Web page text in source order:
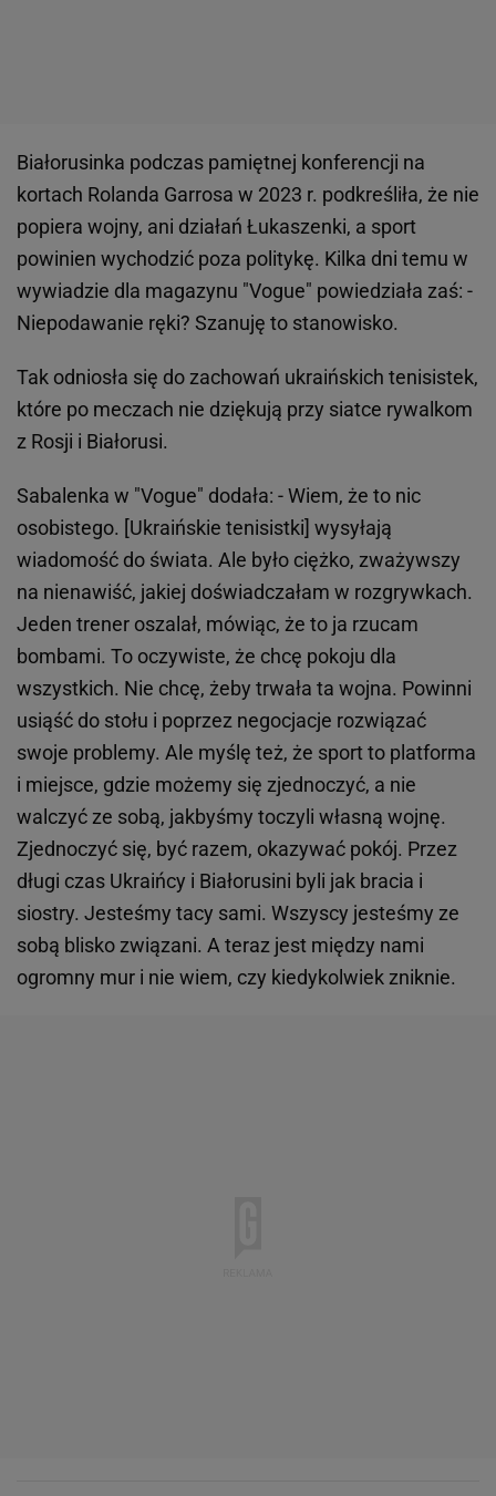
Białorusinka podczas pamiętnej konferencji na
kortach Rolanda Garrosa w 2023 r. podkreśliła, że nie
popiera wojny, ani działań Łukaszenki, a sport
powinien wychodzić poza politykę. Kilka dni temu w
wywiadzie dla magazynu "Vogue" powiedziała zaś: -
Niepodawanie ręki? Szanuję to stanowisko.
Tak odniosła się do zachowań ukraińskich tenisistek,
które po meczach nie dziękują przy siatce rywalkom
z Rosji i Białorusi.
Sabalenka w "Vogue" dodała: - Wiem, że to nic
osobistego. [Ukraińskie tenisistki] wysyłają
wiadomość do świata. Ale było ciężko, zważywszy
na nienawiść, jakiej doświadczałam w rozgrywkach.
Jeden trener oszalał, mówiąc, że to ja rzucam
bombami. To oczywiste, że chcę pokoju dla
wszystkich. Nie chcę, żeby trwała ta wojna. Powinni
usiąść do stołu i poprzez negocjacje rozwiązać
swoje problemy. Ale myślę też, że sport to platforma
i miejsce, gdzie możemy się zjednoczyć, a nie
walczyć ze sobą, jakbyśmy toczyli własną wojnę.
Zjednoczyć się, być razem, okazywać pokój. Przez
długi czas Ukraińcy i Białorusini byli jak bracia i
siostry. Jesteśmy tacy sami. Wszyscy jesteśmy ze
sobą blisko związani. A teraz jest między nami
ogromny mur i nie wiem, czy kiedykolwiek zniknie.